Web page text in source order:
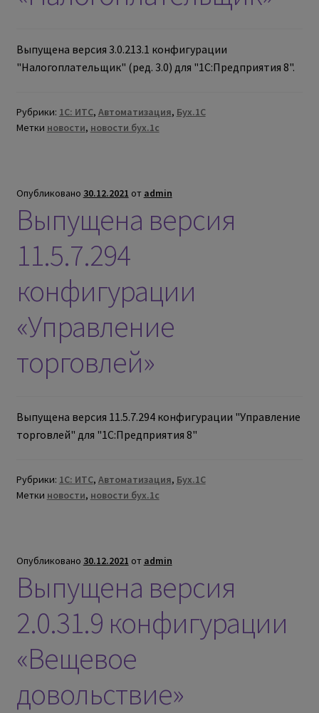
Выпущена версия 3.0.213.1 конфигурации
"Налогоплательщик" (ред. 3.0) для "1С:Предприятия 8".
Рубрики: 1С: ИТС, Автоматизация, Бух.1С
Метки новости, новости бух.1с
Опубликовано 30.12.2021 от admin
Выпущена версия
11.5.7.294
конфигурации
«Управление
торговлей»
Выпущена версия 11.5.7.294 конфигурации "Управление
торговлей" для "1С:Предприятия 8"
Рубрики: 1С: ИТС, Автоматизация, Бух.1С
Метки новости, новости бух.1с
Опубликовано 30.12.2021 от admin
Выпущена версия
2.0.31.9 конфигурации
«Вещевое
довольствие»